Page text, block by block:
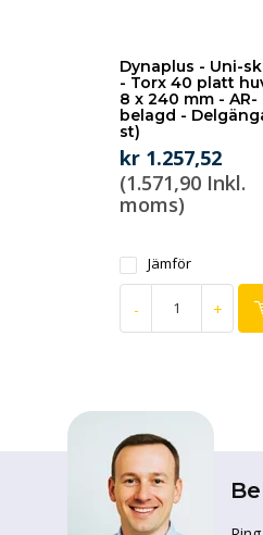
Dynaplus - Uni-
- Torx 40 platt
8 x 240 mm - AR-
belagd -
st)
kr 1.257,52
(1.571,90 Inkl.
moms)
Jämför
- +